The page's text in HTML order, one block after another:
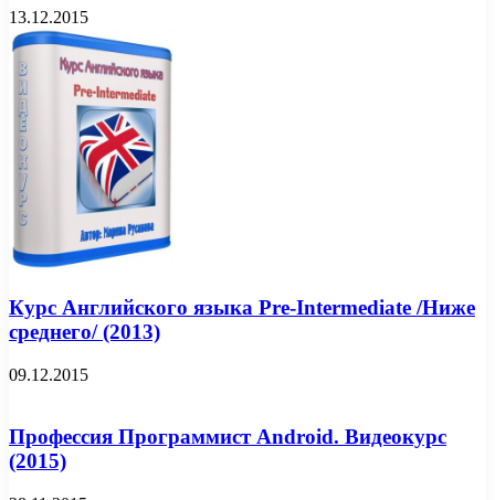
13.12.2015
Курс Английского языка Pre-Intermediate /Ниже
среднего/ (2013)
09.12.2015
Профессия Программист Android. Видеокурс
(2015)